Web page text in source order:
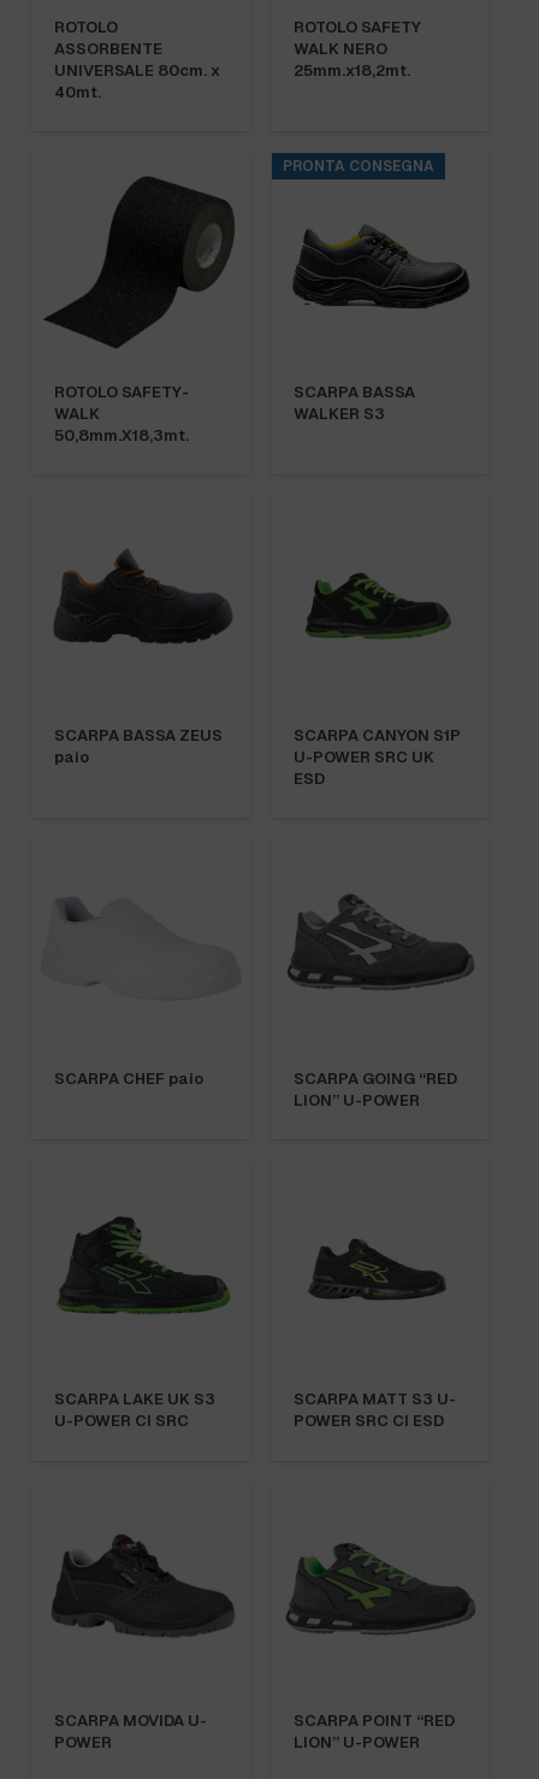
ROTOLO
ASSORBENTE
UNIVERSALE 80cm. x
40mt.
ROTOLO SAFETY
WALK NERO
25mm.x18,2mt.
ROTOLO SAFETY-
WALK
50,8mm.X18,3mt.
PRONTA CONSEGNA
SCARPA BASSA
WALKER S3
SCARPA BASSA ZEUS
paio
SCARPA CANYON S1P
U-POWER SRC UK
ESD
SCARPA CHEF paio
SCARPA GOING “RED
LION” U-POWER
SCARPA LAKE UK S3
U-POWER CI SRC
SCARPA MATT S3 U-
POWER SRC CI ESD
SCARPA MOVIDA U-
POWER
SCARPA POINT “RED
LION” U-POWER